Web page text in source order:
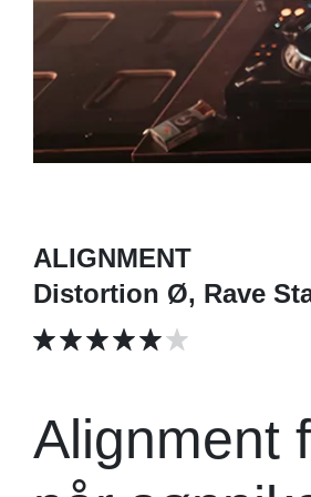
ALIGNMENT
Distortion Ø, Rave
Alignment